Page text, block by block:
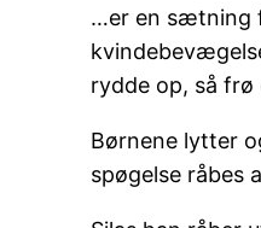
…er en sætning
rydde op, så frø
Børnene lytter
spøgelse råbes